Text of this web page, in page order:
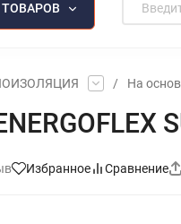
ТОВАРОВ
/ На
Избранное Сравнение